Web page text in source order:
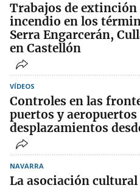
Trabajos de extinción
incendio en los
Serra Engarcerán,
en Castellón
VÍDEOS
Controles en las
puertos y aeropuertos
desplazamientos
NAVARRA
La asociación